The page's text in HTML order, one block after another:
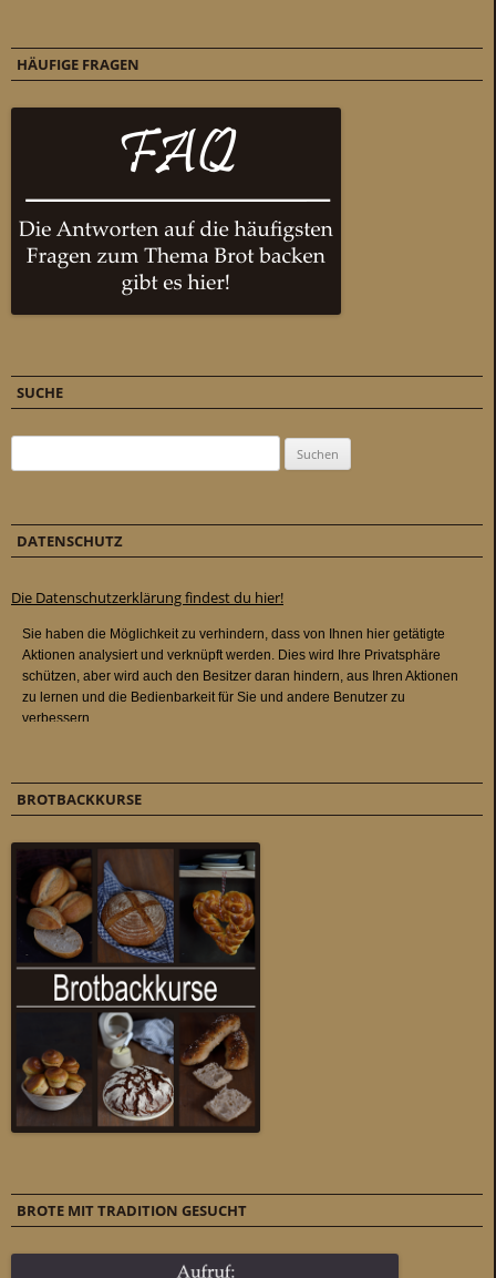
HÄUFIGE FRAGEN
SUCHE
DATENSCHUTZ
Die Datenschutzerklärung findest du hier!
BROTBACKKURSE
BROTE MIT TRADITION GESUCHT